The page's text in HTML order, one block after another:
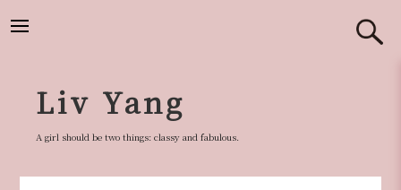
Liv Yang
A girl should be two things: classy and fabulous.